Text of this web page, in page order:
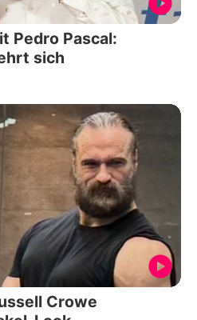
Pedro Pascal:
sich
Crowe